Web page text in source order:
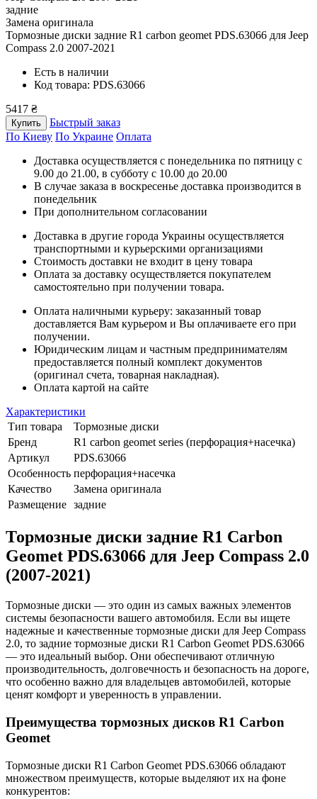
задние
Замена оригинала
Тормозные диски задние R1 carbon geomet PDS.63066 для Jeep
Compass 2.0 2007-2021
Есть в наличии
Код товара: PDS.63066
5417 ₴
Купить
Быстрый заказ
По Киеву По Украине Оплата
Доставка осуществляется с понедельника по пятницу с
9.00 до 21.00, в субботу с 10.00 до 20.00
В случае заказа в воскресенье доставка производится в
понедельник
При дополнительном согласовании
Доставка в другие города Украины осуществляется
транспортными и курьерскими организациями
Стоимость доставки не входит в цену товара
Оплата за доставку осуществляется покупателем
самостоятельно при получении товара.
Оплата наличными курьеру: заказанный товар
доставляется Вам курьером и Вы оплачиваете его при
получении.
Юридическим лицам и частным предпринимателям
предоставляется полный комплект документов
(оригинал счета, товарная накладная).
Оплата картой на сайте
Характеристики
Тип товара
Тормозные диски
Бренд
R1 carbon geomet series (перфорация+насечка)
Артикул
PDS.63066
Особенность перфорация+насечка
Качество
Замена оригинала
Размещение задние
Тормозные диски задние R1 Carbon
Geomet PDS.63066 для Jeep Compass 2.0
(2007-2021)
Тормозные диски — это один из самых важных элементов
системы безопасности вашего автомобиля. Если вы ищете
надежные и качественные тормозные диски для Jeep Compass
2.0, то задние тормозные диски R1 Carbon Geomet PDS.63066
— это идеальный выбор. Они обеспечивают отличную
производительность, долговечность и безопасность на дороге,
что особенно важно для владельцев автомобилей, которые
ценят комфорт и уверенность в управлении.
Преимущества тормозных дисков R1 Carbon
Geomet
Тормозные диски R1 Carbon Geomet PDS.63066 обладают
множеством преимуществ, которые выделяют их на фоне
конкурентов: